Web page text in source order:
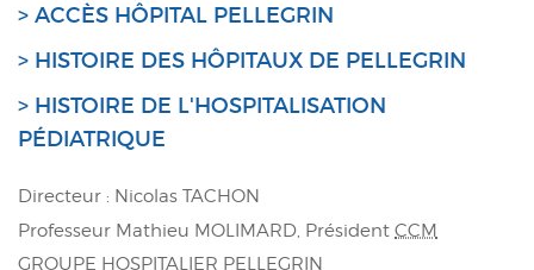
> ACCÈS HÔPITAL PELLEGRIN
> HISTOIRE DES HÔPITAUX DE PELLEGRIN
> HISTOIRE DE L'HOSPITALISATION
PÉDIATRIQUE
Directeur : Nicolas TACHON
Professeur Mathieu MOLIMARD, Président CCM
GROUPE HOSPITALIER PELLEGRIN